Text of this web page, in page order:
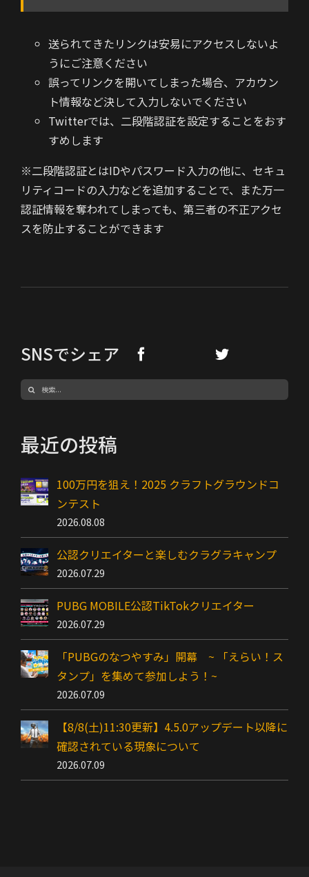
送られてきたリンクは安易にアクセスしないよ
うにご注意ください
誤ってリンクを開いてしまった場合、アカウン
ト情報など決して入力しないでください
Twitterでは、二段階認証を設定することをおす
すめします
※二段階認証とはIDやパスワード入力の他に、セキュ
リティコードの入力などを追加することで、また万一
認証情報を奪われてしまっても、第三者の不正アクセ
スを防止することができます
SNSでシェア
検
最近の投稿
100万円を狙え！2025 クラフトグラウンドコ
ンテスト
2026.08.08
公認クリエイターと楽しむクラグラキャンプ
2026.07.29
PUBG MOBILE公認TikTokクリエイター
2026.07.29
「PUBGのなつやすみ」開幕 ~ 「えらい！ス
タンプ」を集めて参加しよう！~
2026.07.09
【8/8(土)11:30更新】4.5.0アップデート以降に
確認されている現象について
2026.07.09